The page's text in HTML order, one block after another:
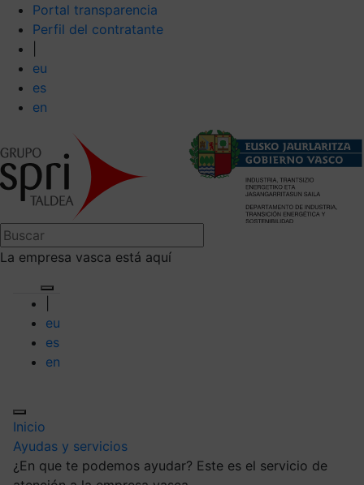
Portal transparencia
Perfil del contratante
eu
es
en
La empresa vasca está aquí
eu
es
en
Inicio
Ayudas y servicios
¿En que te podemos ayudar? Este es el servicio de